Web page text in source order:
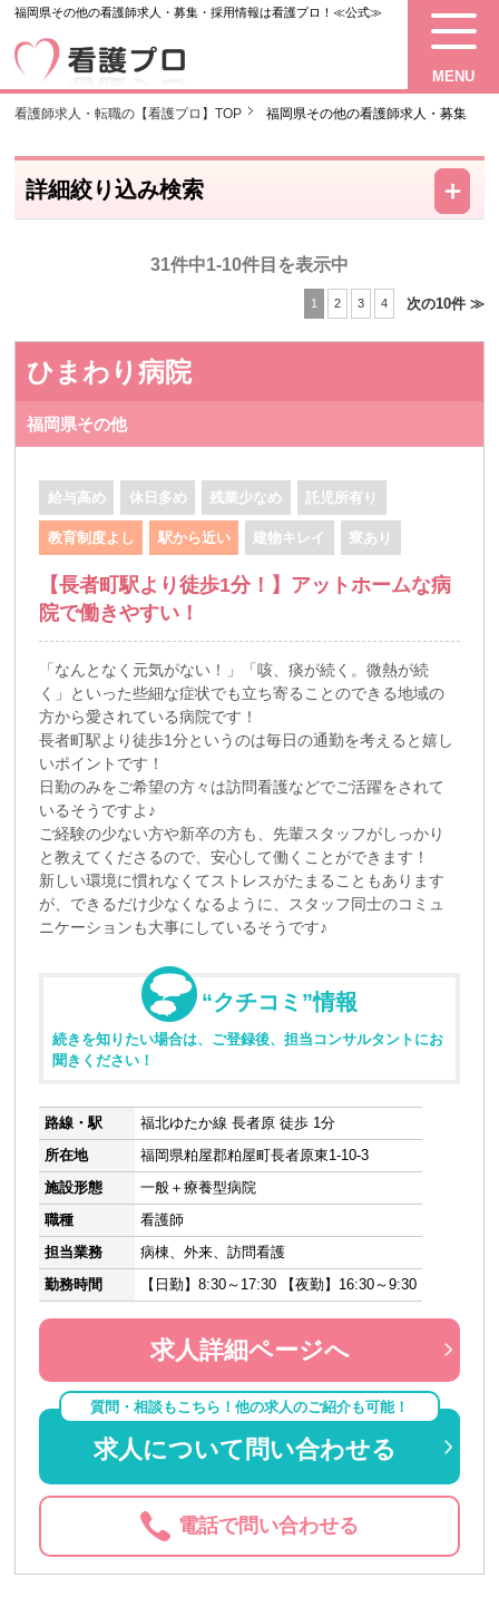
福岡県その他の看護師求人・募集・採用情報は看護プロ！≪公式≫
MENU
看護師求人・転職の【看護プロ】TOP 福岡県その他の看護師求人・募集
詳細絞り込み検索 －
＋
31件中1-10件目を表示中
1 2 3 4 次の10件 ≫
ひまわり病院
福岡県その他
給与高め 休日多め 残業少なめ 託児所有り
教育制度よし 駅から近い 建物キレイ 寮あり
【長者町駅より徒歩1分！】アットホームな病
院で働きやすい！
「なんとなく元気がない！」「咳、痰が続く。微熱が続
く」といった些細な症状でも立ち寄ることのできる地域の
方から愛されている病院です！
長者町駅より徒歩1分というのは毎日の通勤を考えると嬉し
いポイントです！
日勤のみをご希望の方々は訪問看護などでご活躍をされて
いるそうですよ♪
ご経験の少ない方や新卒の方も、先輩スタッフがしっかり
と教えてくださるので、安心して働くことができます！
新しい環境に慣れなくてストレスがたまることもあります
が、できるだけ少なくなるように、スタッフ同士のコミュ
ニケーションも大事にしているそうです♪
“クチコミ”情報
続きを知りたい場合は、ご登録後、担当コンサルタントにお
聞きください！
路線・駅
福北ゆたか線 長者原 徒歩 1分
所在地
福岡県粕屋郡粕屋町長者原東1-10-3
施設形態
一般＋療養型病院
職種
看護師
担当業務
病棟、外来、訪問看護
勤務時間
【日勤】8:30～17:30 【夜勤】16:30～9:30
求人詳細ページへ
質問・相談もこちら！他の求人のご紹介も可能！
求人について問い合わせる
電話で問い合わせる